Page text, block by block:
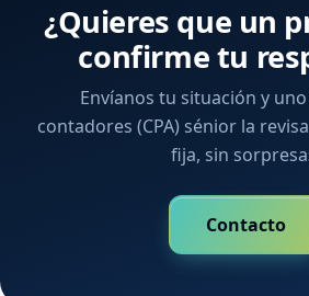
¿Quieres que un
confirme tu
Envíanos tu situación y
contadores (CPA) sénior la
fija, sin
Contacto